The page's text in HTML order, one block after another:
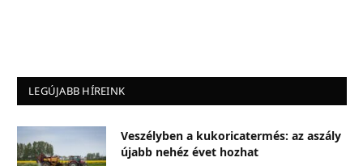
LEGÚJABB HÍREINK
Veszélyben a kukoricatermés: az aszály
újabb nehéz évet hozhat